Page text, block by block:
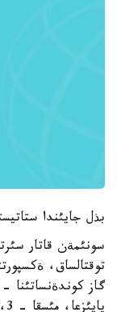
بذل جايئندا
سونئمةن قاتار
توقتالساق،